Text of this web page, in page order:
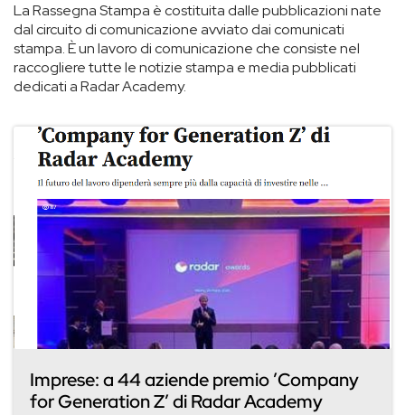
La Rassegna Stampa è costituita dalle pubblicazioni nate
dal circuito di comunicazione avviato dai comunicati
stampa. È un lavoro di comunicazione che consiste nel
raccogliere tutte le notizie stampa e media pubblicati
dedicati a Radar Academy.
Imprese: a 44 aziende premio ’Company
for Generation Z’ di Radar Academy